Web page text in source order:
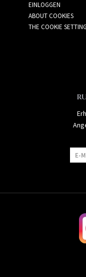
EINLOGGEN
ABOUT COOKIES
THE COOKIE